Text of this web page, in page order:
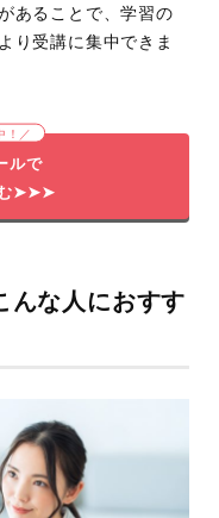
あることで、学習の
り受講に集中できま
！／
ルで
む➤➤➤
んな人におすす